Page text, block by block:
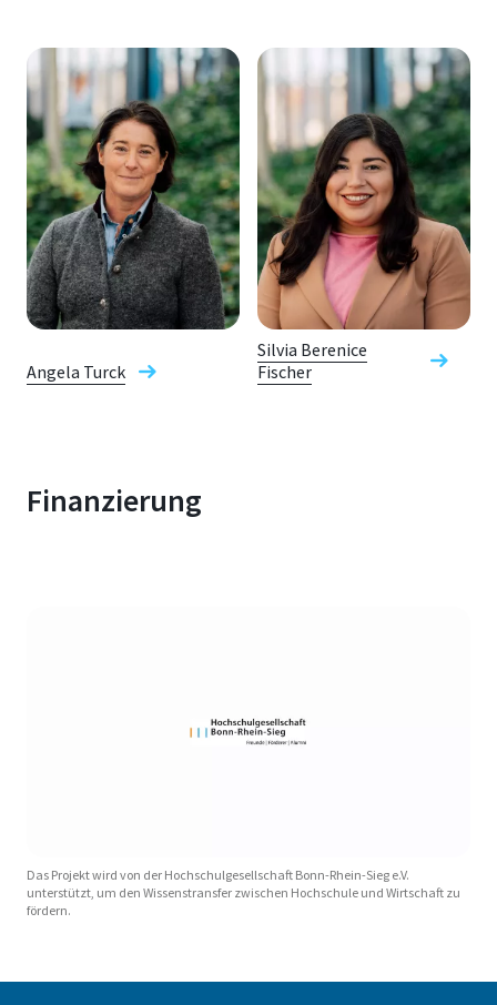
Angela Turck
Silvia Berenice
Fischer
Finanzierung
Das Projekt wird von der Hochschulgesellschaft Bonn-Rhein-Sieg e.V.
unterstützt, um den Wissenstransfer zwischen Hochschule und Wirtschaft zu
fördern.